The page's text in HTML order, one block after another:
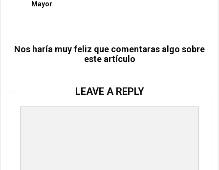
Mayor
Nos haría muy feliz que comentaras algo sobre
este artículo
LEAVE A REPLY